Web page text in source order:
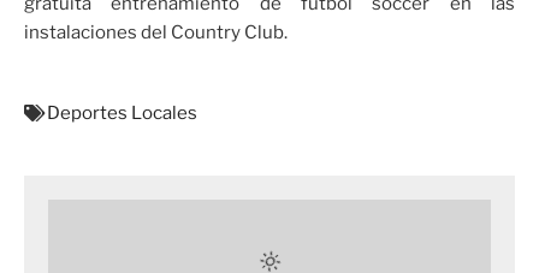
instalaciones del Country Club.
Deportes Locales